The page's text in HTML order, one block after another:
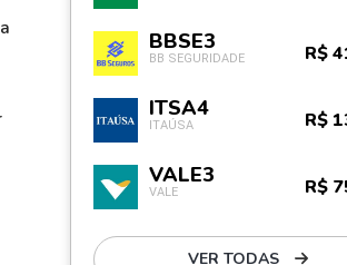
BBSE3
BB SEGURIDADE R$
ITSA4
ITAÚSA R$
VALE3
VALE R$
VER TODAS